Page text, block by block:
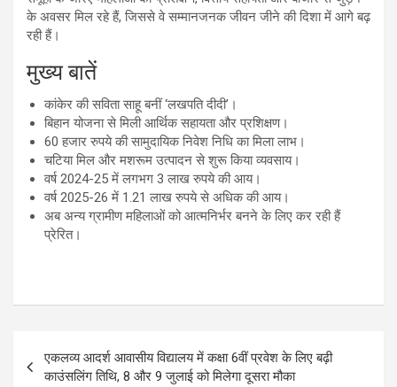
के अवसर मिल रहे हैं, जिससे वे सम्मानजनक जीवन जीने की दिशा में आगे बढ़
रही हैं।
मुख्य बातें
कांकेर की सविता साहू बनीं ‘लखपति दीदी’।
बिहान योजना से मिली आर्थिक सहायता और प्रशिक्षण।
60 हजार रुपये की सामुदायिक निवेश निधि का मिला लाभ।
चटिया मिल और मशरूम उत्पादन से शुरू किया व्यवसाय।
वर्ष 2024-25 में लगभग 3 लाख रुपये की आय।
वर्ष 2025-26 में 1.21 लाख रुपये से अधिक की आय।
अब अन्य ग्रामीण महिलाओं को आत्मनिर्भर बनने के लिए कर रही हैं
प्रेरित।
navigation
एकलव्य आदर्श आवासीय विद्यालय में कक्षा 6वीं प्रवेश के लिए बढ़ी
काउंसलिंग तिथि, 8 और 9 जुलाई को मिलेगा दूसरा मौका